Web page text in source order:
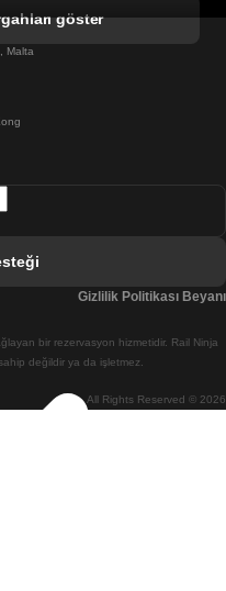
Treni
Treni
Treni
Treni
göster
Malta
All Rights Reserved © 2026
bir rezervasyon hizmetidir. Rail Ninja
değildir ya da işletmez.
Gizlilik Politikası Beyanı